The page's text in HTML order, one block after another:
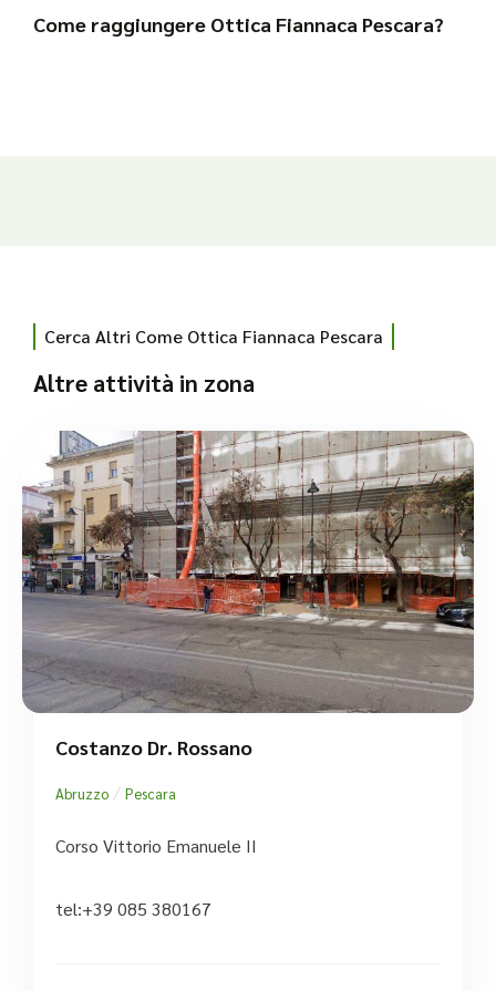
Come raggiungere Ottica Fiannaca Pescara?
Cerca Altri Come Ottica Fiannaca Pescara
Altre attività in zona
Costanzo Dr. Rossano
Abruzzo / Pescara
Corso Vittorio Emanuele II
tel:+39 085 380167